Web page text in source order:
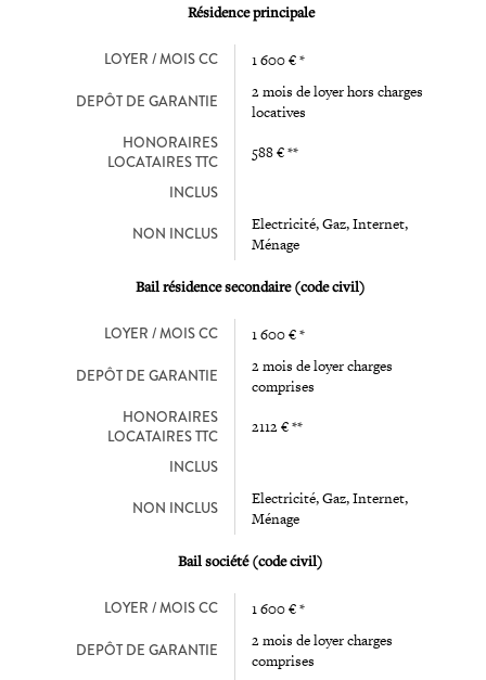
Résidence principale
LOYER / MOIS CC 1 600 € *
DEPÔT DE GARANTIE
2 mois de loyer hors charges
locatives
HONORAIRES
LOCATAIRES TTC
588 € **
INCLUS
NON INCLUS
Electricité, Gaz, Internet,
Ménage
Bail résidence secondaire (code civil)
LOYER / MOIS CC 1 600 € *
DEPÔT DE GARANTIE
2 mois de loyer charges
comprises
HONORAIRES
LOCATAIRES TTC
2112 € **
INCLUS
NON INCLUS
Electricité, Gaz, Internet,
Ménage
Bail société (code civil)
LOYER / MOIS CC 1 600 € *
DEPÔT DE GARANTIE
2 mois de loyer charges
comprises